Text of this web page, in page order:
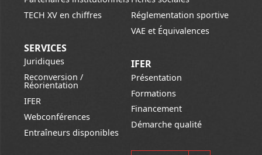
TECH XV en chiffres
SERVICES
Juridiques
Reconversion /
Réorientation
IFER
Webconférences
Entraîneurs disponibles
Réglementation sportive
VAE et Équivalences
IFER
Présentation
Formations
Financement
Démarche qualité